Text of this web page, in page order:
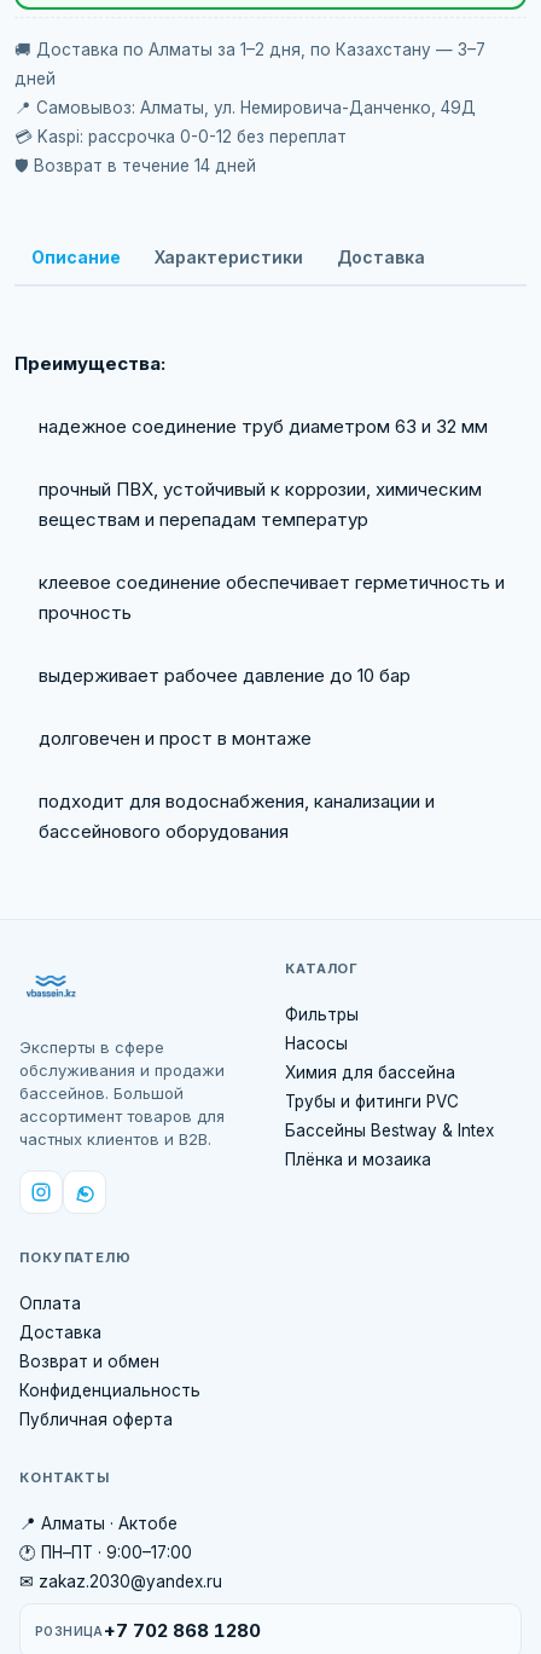
🚚 Доставка по Алматы за 1–2 дня, по Казахстану — 3–7
дней
📍 Самовывоз: Алматы, ул. Немировича-Данченко, 49Д
💳 Kaspi: рассрочка 0-0-12 без переплат
🛡️ Возврат в течение 14 дней
Описание Характеристики Доставка
Преимущества:
надежное соединение труб диаметром 63 и 32 мм
прочный ПВХ, устойчивый к коррозии, химическим
веществам и перепадам температур
клеевое соединение обеспечивает герметичность и
прочность
выдерживает рабочее давление до 10 бар
долговечен и прост в монтаже
подходит для водоснабжения, канализации и
бассейнового оборудования
Эксперты в сфере
обслуживания и продажи
бассейнов. Большой
ассортимент товаров для
частных клиентов и B2B.
КАТАЛОГ
Фильтры
Насосы
Химия для бассейна
Трубы и фитинги PVC
Бассейны Bestway & Intex
Плёнка и мозаика
ПОКУПАТЕЛЮ
Оплата
Доставка
Возврат и обмен
Конфиденциальность
Публичная оферта
КОНТАКТЫ
📍 Алматы · Актобе
🕐 ПН–ПТ · 9:00–17:00
✉ zakaz.2030@yandex.ru
РОЗНИЦА +7 702 868 1280